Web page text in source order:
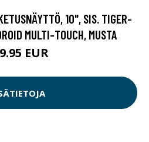
10", SIS. TIGER-
MULTI-TOUCH, MUSTA
EUR